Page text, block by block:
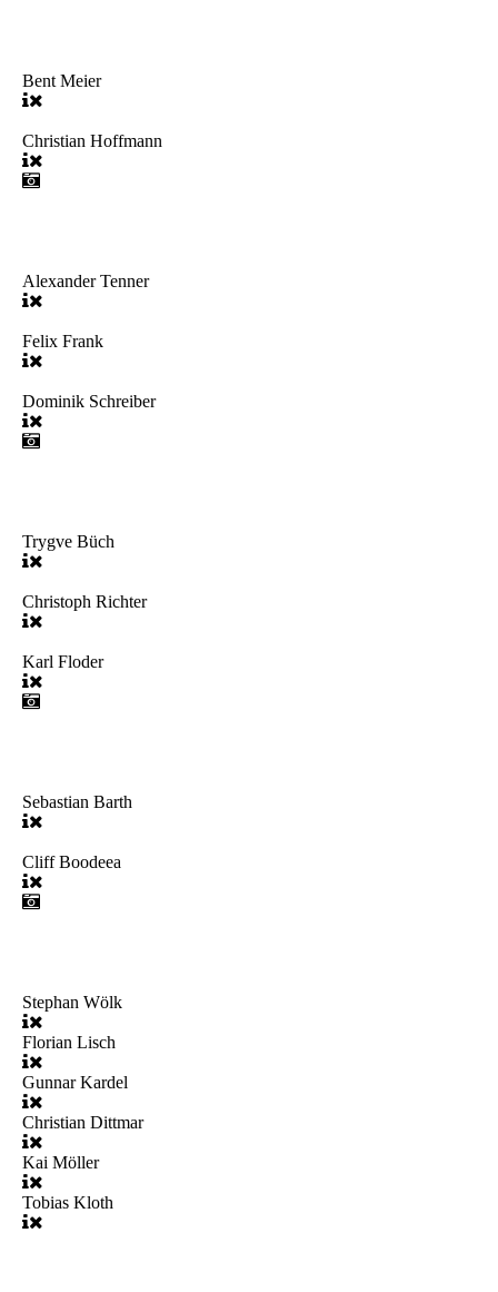
Bent Meier
Christian Hoffmann
Alexander Tenner
Felix Frank
Dominik Schreiber
Trygve Büch
Christoph Richter
Karl Floder
Sebastian Barth
Cliff Boodeea
Stephan Wölk
Florian Lisch
Gunnar Kardel
Christian Dittmar
Kai Möller
Tobias Kloth